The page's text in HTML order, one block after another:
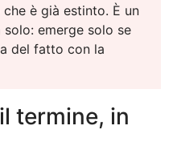
è già estinto. È un
emerge solo se
del fatto con la
termine, in